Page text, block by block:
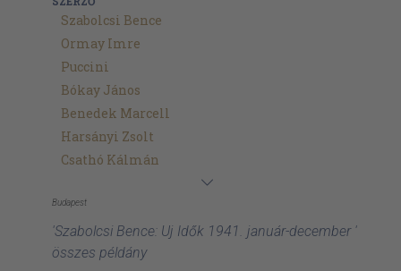
Szabolcsi Bence
Ormay Imre
Puccini
Bókay János
Benedek Marcell
Harsányi Zsolt
Csathó Kálmán
Budapest
'Szabolcsi Bence: Uj Idők 1941. január-december '
összes példány